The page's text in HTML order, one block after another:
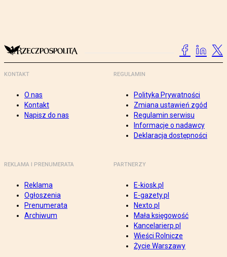
KONTAKT
O nas
Kontakt
Napisz do nas
REGULAMIN
Polityka Prywatności
Zmiana ustawień zgód
Regulamin serwisu
Informacje o nadawcy
Deklaracja dostępności
REKLAMA I PRENUMERATA
Reklama
Ogłoszenia
Prenumerata
Archiwum
PARTNERZY
E-kiosk.pl
E-gazety.pl
Nexto.pl
Mała księgowość
Kancelarierp.pl
Wieści Rolnicze
Życie Warszawy